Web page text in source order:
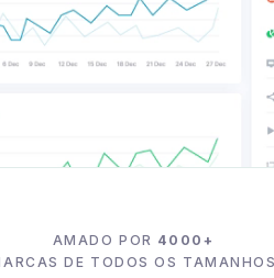
AMADO POR 4000+
DE TODOS OS TAMANHOS